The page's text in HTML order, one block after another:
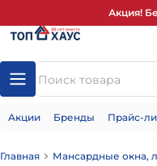
Акция!
Акции Бренды Прайс-
Главная Мансардные окна,